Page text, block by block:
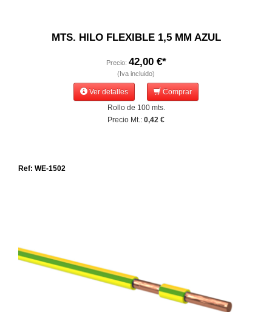
MTS. HILO FLEXIBLE 1,5 MM AZUL
Precio: 42,00 €*
(Iva incluido)
Ver detalles
Comprar
Rollo de 100 mts.
Precio Mt.: 0,42 €
Ref: WE-1502